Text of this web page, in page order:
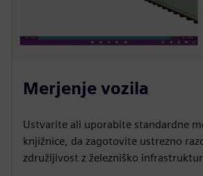
Merjenje vozila
Ustvarite ali uporabite standardne
knjižnice, da zagotovite ustrezno
združljivost z železniško